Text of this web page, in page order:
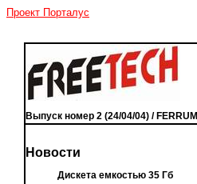
Проект Порталус
Выпуcк номер 2 (24/04/04) / FERRUM
Новости
Дискета емкостью 35 Гб